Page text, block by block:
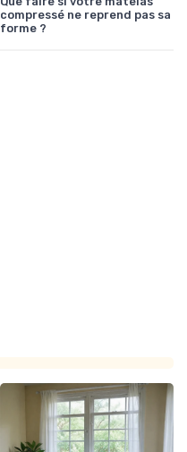
compressé ne reprend pas sa
forme ?